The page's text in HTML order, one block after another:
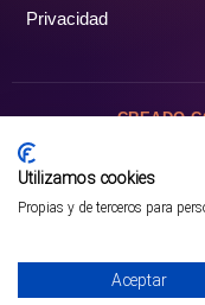
Privacidad
CREADO
Utilizamos cookies
Propias y de terceros para
Aceptar